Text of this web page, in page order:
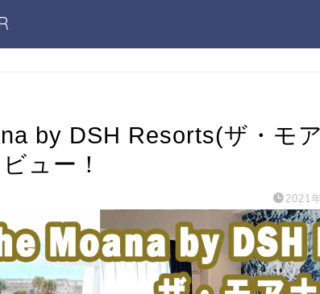
by DSH Resorts(ザ・モ
ュー！
2021